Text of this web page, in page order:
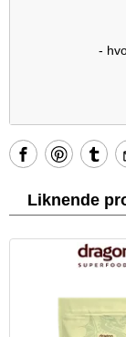
-
Liknende